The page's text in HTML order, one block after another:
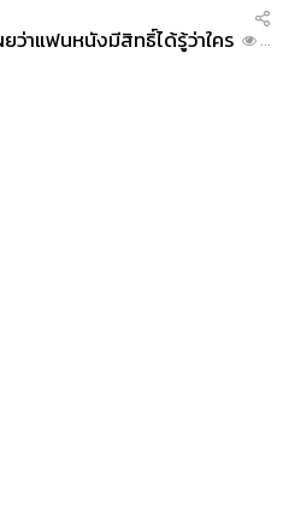
ว่าแฟนหนังมีสิทธิ์ได้รู้ว่าใคร
...